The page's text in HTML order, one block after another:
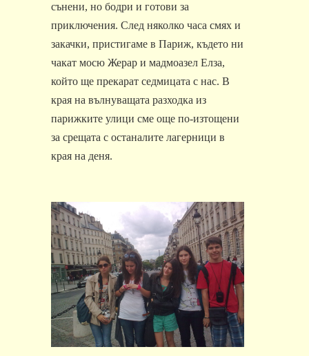
сънени, но бодри и готови за
приключения. След няколко часа смях и
закачки, пристигаме в Париж, където ни
чакат мосю Жерар и мадмоазел Елза,
който ще прекарат седмицата с нас. В
края на вълнуващата разходка из
парижките улици сме още по-изтощени
за срещата с останалите лагерници в
края на деня.